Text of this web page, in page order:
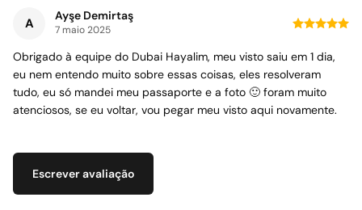
A Ayşe Demirtaş
7 maio 2025
Obrigado à equipe do Dubai Hayalim, meu visto saiu em 1 dia,
eu nem entendo muito sobre essas coisas, eles resolveram
tudo, eu só mandei meu passaporte e a foto 🙂 foram muito
atenciosos, se eu voltar, vou pegar meu visto aqui novamente.
Escrever avaliação